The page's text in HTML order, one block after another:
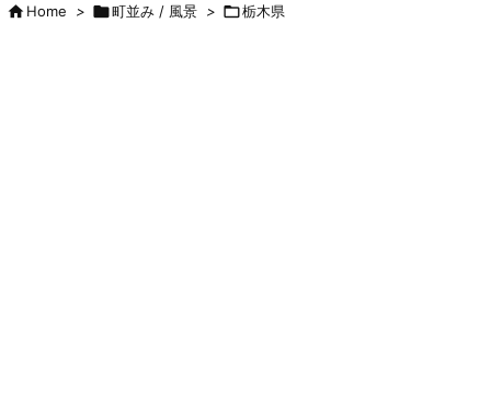
Home > 町並み / 風景 > 栃木県